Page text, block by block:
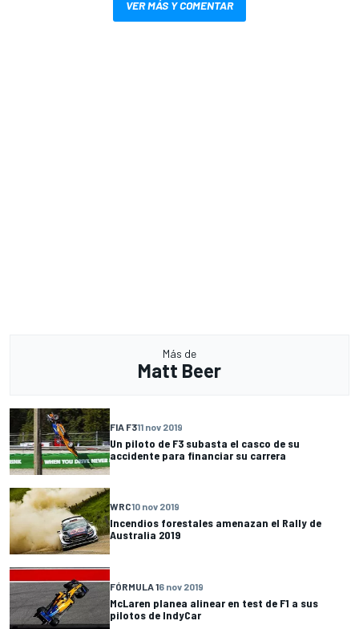
VER MÁS Y COMENTAR
Más de
Matt Beer
FIA F311 nov 2019
Un piloto de F3 subasta el casco de su
accidente para financiar su carrera
WRC10 nov 2019
Incendios forestales amenazan el Rally de
Australia 2019
FÓRMULA 16 nov 2019
McLaren planea alinear en test de F1 a sus
pilotos de IndyCar